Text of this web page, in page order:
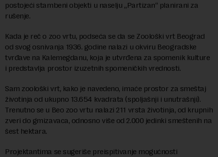
postojeći stambeni objekti u naselju „Partizan“ planirani za
rušenje.
Kada je reč o zoo vrtu, podseća se da se Zoološki vrt Beograd
od svog osnivanja 1936. godine nalazi u okviru Beogradske
tvrđave na Kalemegdanu, koja je utvrđena za spomenik kulture
i predstavlja prostor izuzetnih spomeničkih vrednosti.
Sam zoološki vrt, kako je navedeno, imaće prostor za smeštaj
životinja od ukupno 13.654 kvadrata (spoljašnji i unutrašnji).
Trenutno se u Beo zoo vrtu nalazi 211 vrsta životinja, od krupnih
zveri do gmizavaca, odnosno više od 2.000 jedinki smeštenih na
šest hektara.
Projektantima se sugeriše preispitivanje mogućnosti